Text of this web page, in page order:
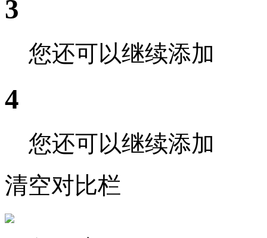
3
您还可以继续添加
4
您还可以继续添加
清空对比栏